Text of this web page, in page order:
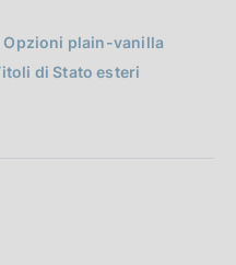
Opzioni plain-vanilla
di Stato esteri